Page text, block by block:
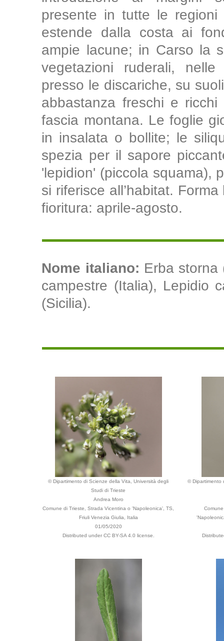
presente in tutte le regioni
estende dalla costa ai
ampie lacune; in Carso la
vegetazioni ruderali,
presso le discariche, su
abbastanza freschi e
fascia montana. Le foglie
in insalata o bollite; le
spezia per il sapore
'lepidion' (piccola squama),
si riferisce all’habitat.
fioritura: aprile-agosto.
Nome italiano: Erba storna
campestre (Italia), Lepidio
(Sicilia).
© Dipartimento di Scienze della Vita, Università degli
Studi di Trieste
Andrea Moro
Comune di Trieste, Strada Vicentina o 'Napoleonica', TS,
Friuli Venezia Giulia, Italia
01/05/2020
Distributed under CC BY-SA 4.0 license.
© Dipartimento